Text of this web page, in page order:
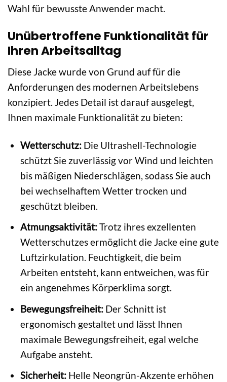
Wahl für bewusste Anwender macht.
Unübertroffene Funktionalität für
Ihren Arbeitsalltag
Diese Jacke wurde von Grund auf für die
Anforderungen des modernen Arbeitslebens
konzipiert. Jedes Detail ist darauf ausgelegt,
Ihnen maximale Funktionalität zu bieten:
Wetterschutz:Die Ultrashell-Technologie
schützt Sie zuverlässig vor Wind und leichten
bis mäßigen Niederschlägen, sodass Sie auch
bei wechselhaftem Wetter trocken und
geschützt bleiben.
Atmungsaktivität:Trotz ihres exzellenten
Wetterschutzes ermöglicht die Jacke eine gute
Luftzirkulation. Feuchtigkeit, die beim
Arbeiten entsteht, kann entweichen, was für
ein angenehmes Körperklima sorgt.
Bewegungsfreiheit:Der Schnitt ist
ergonomisch gestaltet und lässt Ihnen
maximale Bewegungsfreiheit, egal welche
Aufgabe ansteht.
Sicherheit:Helle Neongrün-Akzente erhöhen